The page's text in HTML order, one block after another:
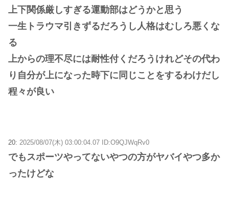
上下関係厳しすぎる運動部はどうかと思う
一生トラウマ引きずるだろうし人格はむしろ悪くな
る
上からの理不尽には耐性付くだろうけれどその代わ
り自分が上になった時下に同じことをするわけだし
程々が良い
20: 2025/08/07(木) 03:00:04.07 ID:O9QJWqRv0
でもスポーツやってないやつの方がヤバイやつ多か
ったけどな